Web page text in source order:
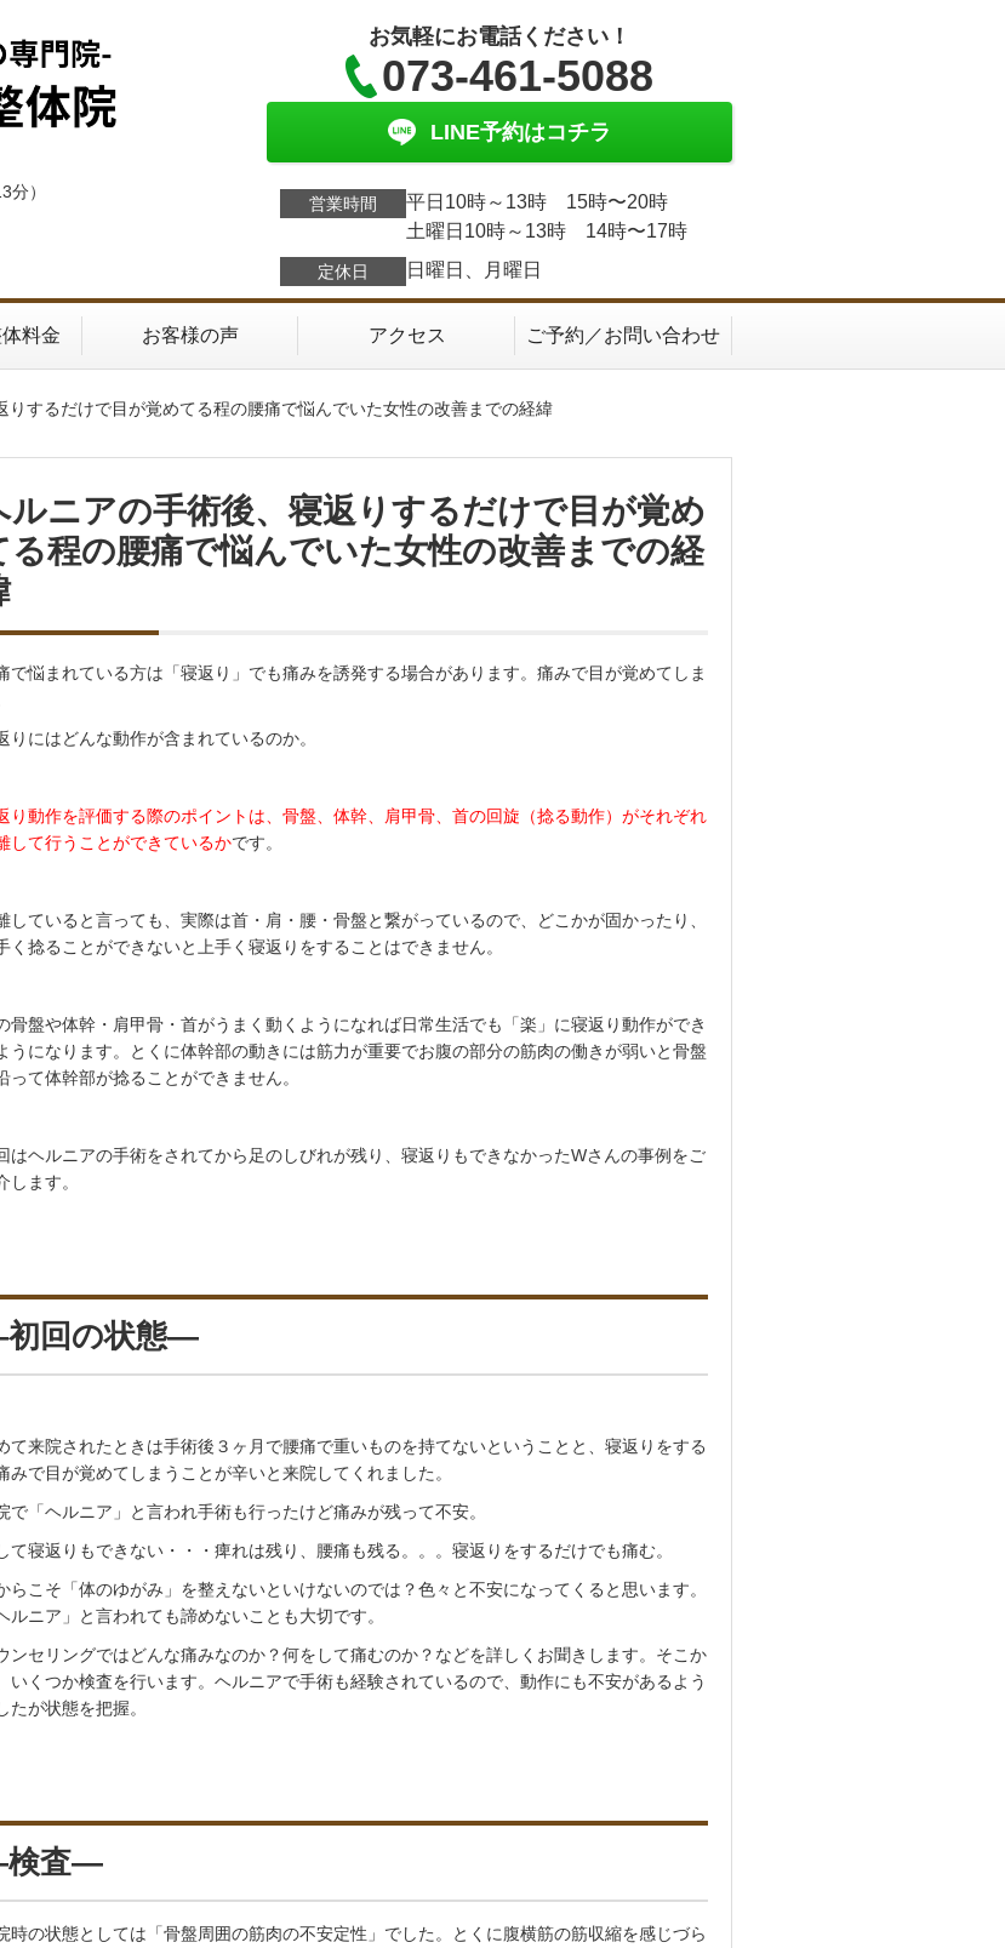
）
お気軽にお電話ください！
073-461-5088
LINE予約はコチラ
営業時間
平日10時～13時 15時〜20時
土曜日10時～13時 14時〜17時
定休日 日曜日、月曜日
料金 お客様の声 アクセス ご予約／お問い合わせ
りするだけで目が覚めてる程の腰痛で悩んでいた女性の改善までの経緯
ルニアの手術後、寝返りするだけで目が覚め
る程の腰痛で悩んでいた女性の改善までの経
で悩まれている方は「寝返り」でも痛みを誘発する場合があります。痛みで目が覚めてしま
りにはどんな動作が含まれているのか。
り動作を評価する際のポイントは、骨盤、体幹、肩甲骨、首の回旋（捻る動作）がそれぞれ
して行うことができているかです。
していると言っても、実際は首・肩・腰・骨盤と繋がっているので、どこかが固かったり、
く捻ることができないと上手く寝返りをすることはできません。
骨盤や体幹・肩甲骨・首がうまく動くようになれば日常生活でも「楽」に寝返り動作ができ
うになります。とくに体幹部の動きには筋力が重要でお腹の部分の筋肉の働きが弱いと骨盤
って体幹部が捻ることができません。
はヘルニアの手術をされてから足のしびれが残り、寝返りもできなかったWさんの事例をご
します。
回の状態—
て来院されたときは手術後３ヶ月で腰痛で重いものを持てないということと、寝返りをする
みで目が覚めてしまうことが辛いと来院してくれました。
で「ヘルニア」と言われ手術も行ったけど痛みが残って不安。
て寝返りもできない・・・痺れは残り、腰痛も残る。。。寝返りをするだけでも痛む。
らこそ「体のゆがみ」を整えないといけないのでは？色々と不安になってくると思います。
ルニア」と言われても諦めないことも大切です。
ンセリングではどんな痛みなのか？何をして痛むのか？などを詳しくお聞きします。そこか
いくつか検査を行います。ヘルニアで手術も経験されているので、動作にも不安があるよう
たが状態を把握。
査—
時の状態としては「骨盤周囲の筋肉の不安定性」でした。とくに腹横筋の筋収縮を感じづら